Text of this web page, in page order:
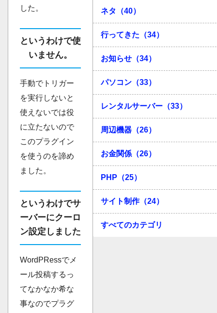
した。
というわけで使
いません。
手動でトリガー
を実行しないと
使えないでは役
に立たないので
このプラグイン
を使うのを諦め
ました。
というわけでサ
ーバーにクーロ
ン設定しました
WordPRessでメ
ール投稿するっ
てなかなか希な
事なのでプラグ
ネタ（40）
行ってきた（34）
お知らせ（34）
パソコン（33）
レンタルサーバー（33）
周辺機器（26）
お金関係（26）
PHP（25）
サイト制作（24）
すべてのカテゴリ